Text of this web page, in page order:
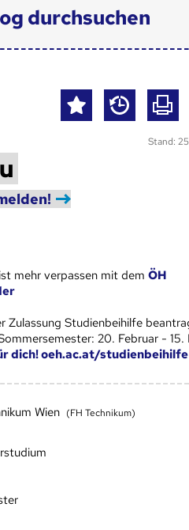
durchsuchen
Stand:
mehr verpassen mit demÖH
Zulassung Studienbeihilfe
20. Februar - 15.
dich! oeh.ac.at/studienbeihilfe
Wien (FH Technikum)